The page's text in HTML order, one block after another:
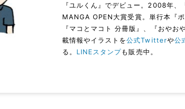
『ユルくん』でデビュー。2008年、
MANGA OPEN大賞受賞。単行本『
『マコとマコト 分冊版』、『おやお
載情報やイラストを公式Twitterや公
る。 LINEスタンプも販売中。